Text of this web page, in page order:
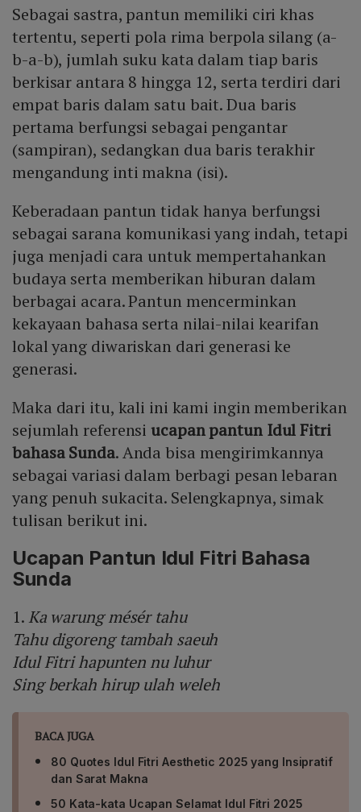
Mute
Sebagai sastra, pantun memiliki ciri khas
tertentu, seperti pola rima berpola silang (a-
b-a-b), jumlah suku kata dalam tiap baris
berkisar antara 8 hingga 12, serta terdiri dari
empat baris dalam satu bait. Dua baris
pertama berfungsi sebagai pengantar
(sampiran), sedangkan dua baris terakhir
mengandung inti makna (isi).
Keberadaan pantun tidak hanya berfungsi
sebagai sarana komunikasi yang indah, tetapi
juga menjadi cara untuk mempertahankan
budaya serta memberikan hiburan dalam
berbagai acara. Pantun mencerminkan
kekayaan bahasa serta nilai-nilai kearifan
lokal yang diwariskan dari generasi ke
generasi.
Maka dari itu, kali ini kami ingin memberikan
sejumlah referensiucapan pantun Idul Fitri
bahasa Sunda. Anda bisa mengirimkannya
sebagai variasi dalam berbagi pesan lebaran
yang penuh sukacita. Selengkapnya, simak
tulisan berikut ini.
Ucapan Pantun Idul Fitri Bahasa
Sunda
1. Ka warung mésér tahu
Tahu digoreng tambah saeuh
Idul Fitri hapunten nu luhur
Sing berkah hirup ulah weleh
BACA JUGA
80 Quotes Idul Fitri Aesthetic 2025 yang Insipratif
dan Sarat Makna
50 Kata-kata Ucapan Selamat Idul Fitri 2025